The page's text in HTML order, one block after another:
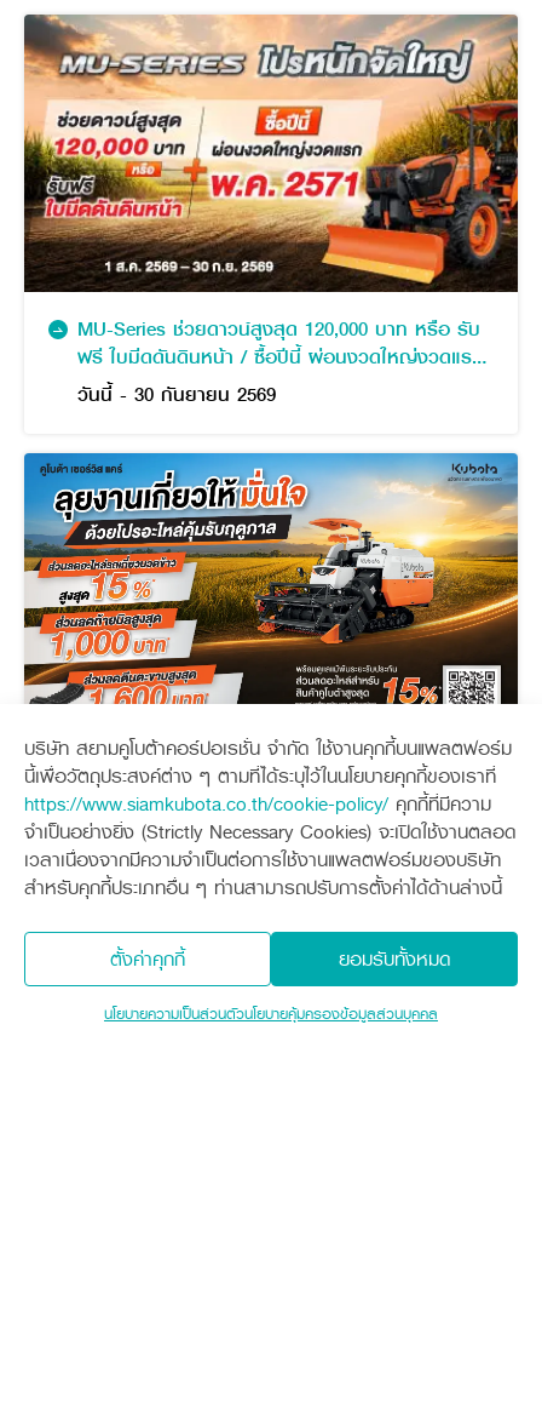
บริษัท สยามคูโบต้าคอร์ปอเรชั่น จำกัด ใช้งานคุกกี้บนแพลตฟอร์ม
นี้เพื่อวัตถุประสงค์ต่าง ๆ ตามที่ได้ระบุไว้ในนโยบายคุกกี้ของเราที่
https://www.siamkubota.co.th/cookie-policy/คุกกี้ที่มีความ
จำเป็นอย่างยิ่ง (Strictly Necessary Cookies) จะเปิดใช้งานตลอด
เวลาเนื่องจากมีความจำเป็นต่อการใช้งานแพลตฟอร์มของบริษัท
สำหรับคุกกี้ประเภทอื่น ๆ ท่านสามารถปรับการตั้งค่าได้ด้านล่างนี้
ยอมรับทั้งหมด
ตั้งค่าคุกกี้
นโยบายความเป็นส่วนตัวนโยบายคุ้มครองข้อมูลส่วนบุคคล
MU-Series ช่วยดาวน์สูงสุด 120,000 บาท หรือ รับ
ฟรี ใบมีดดันดินหน้า / ซื้อปีนี้ ผ่อนงวดใหญ่งวดแรก
พฤษภาคม 2571
วันนี้ - 30 กันยายน 2569
คูโบต้า เซอร์วิส แคร์ (ไตรมาส 3)
วันนี้ - 30 กันยายน 2569
โปรโมชัน
หมดอายุ